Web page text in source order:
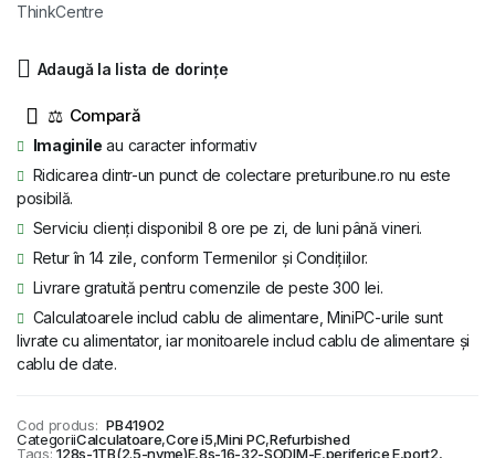
2.142 lei.
ThinkCentre
Adaugă la lista de dorințe
⚖
Imaginile au caracter informativ
Ridicarea dintr-un punct de colectare preturibune.ro nu este
posibilă.
Serviciu clienți disponibil 8 ore pe zi, de luni până vineri.
Retur în 14 zile, conform Termenilor și Condițiilor.
Livrare gratuită pentru comenzile de peste 300 lei.
Calculatoarele includ cablu de alimentare, MiniPC-urile sunt
livrate cu alimentator, iar monitoarele includ cablu de alimentare și
cablu de date.
Cod produs: PB41902
CategoriiCalculatoare,Core i5,Mini PC,Refurbished
Tags: 128s-1TB(2.5-nvme)E,8s-16-32-SODIM-E,periferice E,port2,